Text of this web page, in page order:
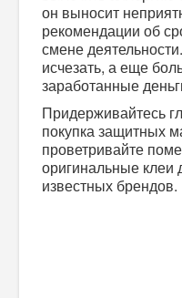
он выносит
рекомендации об
смене
исчезать, а еще
заработанные
Придерживайтесь
покупка защитных
проветривайте
оригинальные
известных брендов.